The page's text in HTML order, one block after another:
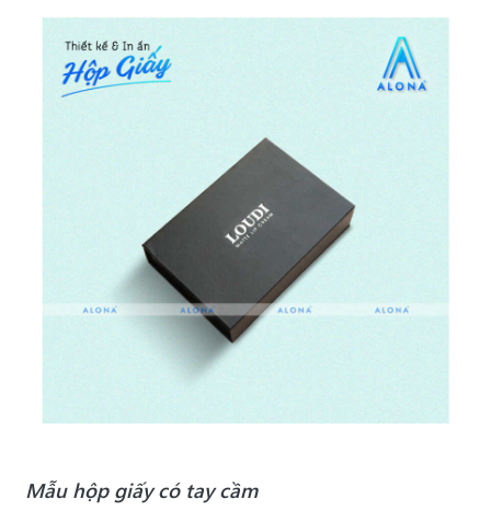
Mẫu hộp giấy có tay cầm